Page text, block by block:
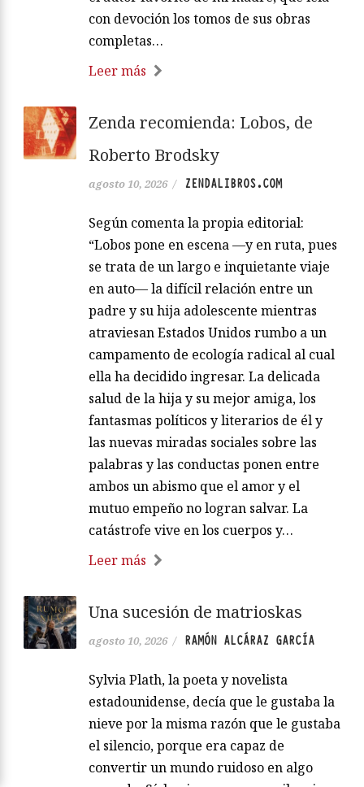
con devoción los tomos de sus obras
completas…
Leer más
Zenda recomienda: Lobos, de
Roberto Brodsky
agosto 10, 2026 / ZENDALIBROS.COM
Según comenta la propia editorial:
“Lobos pone en escena —y en ruta, pues
se trata de un largo e inquietante viaje
en auto— la difícil relación entre un
padre y su hija adolescente mientras
atraviesan Estados Unidos rumbo a un
campamento de ecología radical al cual
ella ha decidido ingresar. La delicada
salud de la hija y su mejor amiga, los
fantasmas políticos y literarios de él y
las nuevas miradas sociales sobre las
palabras y las conductas ponen entre
ambos un abismo que el amor y el
mutuo empeño no logran salvar. La
catástrofe vive en los cuerpos y…
Leer más
Una sucesión de matrioskas
agosto 10, 2026 / RAMÓN ALCÁRAZ GARCÍA
Sylvia Plath, la poeta y novelista
estadounidense, decía que le gustaba la
nieve por la misma razón que le gustaba
el silencio, porque era capaz de
convertir un mundo ruidoso en algo